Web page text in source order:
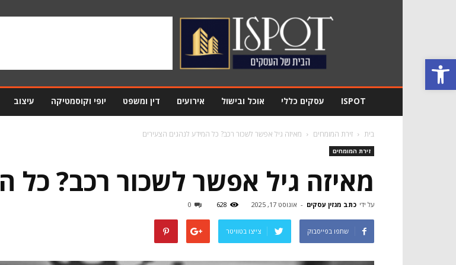
פתח סרגל נגישות
מגזין
Ispot
ISPOT עסקים כללי אוכל ובישול אירועים דין ומשפט יופי וקוסמטיקה עיצוב
בית זירת המומחים מאיזה גיל אפשר לשכור רכב? כל המידע לנהגים הצעירים
זירת המומחים
מאיזה גיל אפשר לשכור רכב? כל
על ידי כתב מגזין עסקים - אוגוסט 17, 2025 628
0
שתפו בפייסבוק צייצו בטוויטר